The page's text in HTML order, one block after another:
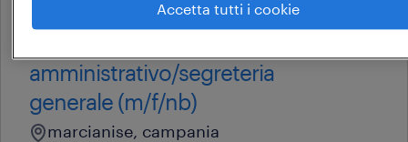
amministrativo/segreteria
generale (m/f/nb)
marcianise, campania
Accetta tutti i cookie